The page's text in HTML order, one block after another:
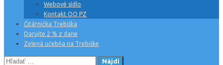
Webové sídlo
Kontakt OO PZ
Čitárnička Trebiška
Darujte 2 % z dane
Zelená učebňa na Trebiške
Hľadať: